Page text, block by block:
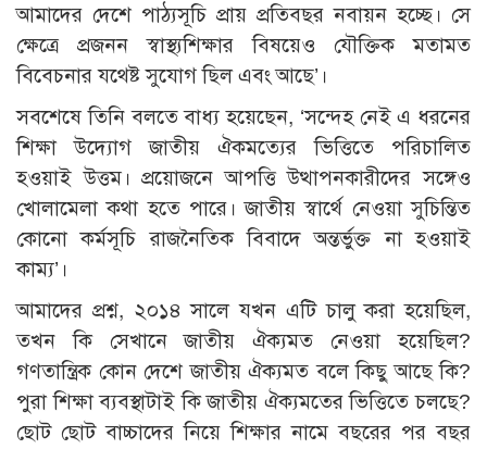
আমাদের দেশে পাঠ্যসূচি প্রায় প্রতিবছর নবায়ন হচ্ছে। সে
ক্ষেত্রে প্রজনন স্বাস্থ্যশিক্ষার বিষয়েও যৌক্তিক মতামত
বিবেচনার যথেষ্ট সুযোগ ছিল এবং আছে’।
সবশেষে তিনি বলতে বাধ্য হয়েছেন, ‘সন্দেহ নেই এ ধরনের
শিক্ষা উদ্যোগ জাতীয় ঐকমত্যের ভিত্তিতে পরিচালিত
হওয়াই উত্তম। প্রয়োজনে আপত্তি উত্থাপনকারীদের সঙ্গেও
খোলামেলা কথা হতে পারে। জাতীয় স্বার্থে নেওয়া সুচিন্তিত
কোনো কর্মসূচি রাজনৈতিক বিবাদে অন্তর্ভুক্ত না হওয়াই
কাম্য’।
আমাদের প্রশ্ন, ২০১৪ সালে যখন এটি চালু করা হয়েছিল,
তখন কি সেখানে জাতীয় ঐক্যমত নেওয়া হয়েছিল?
গণতান্ত্রিক কোন দেশে জাতীয় ঐক্যমত বলে কিছু আছে কি?
পুরা শিক্ষা ব্যবস্থাটাই কি জাতীয় ঐক্যমতের ভিত্তিতে চলছে?
ছোট ছোট বাচ্চাদের নিয়ে শিক্ষার নামে বছরের পর বছর